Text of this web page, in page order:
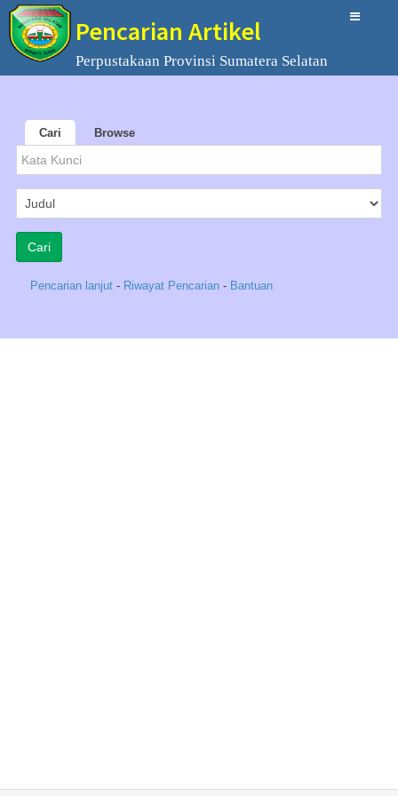
Pencarian Artikel
Perpustakaan Provinsi Sumatera Selatan
Cari Browse
Pencarian lanjut - Riwayat Pencarian - Bantuan